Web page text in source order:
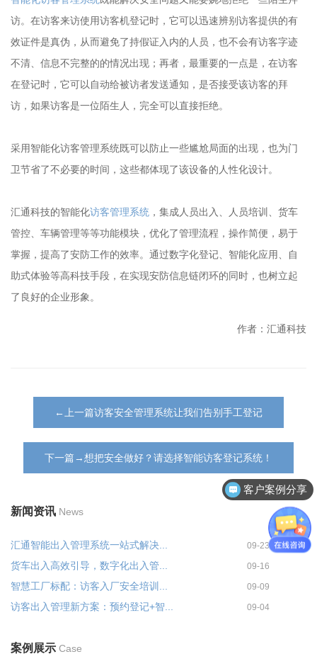
访。在访客来访使用访客机登记时，它可以迅速辨别访客提供的有
效证件是真伪，从而避免了持假证入内的人员，也不会有访客字迹
不清、信息不完整的的情况出现；再者，最重要的一点是，在访客
在登记时，它可以自动给被访者发送通知，是否接受该访客的拜
访，如果访客是一位陌生人，完全可以直接拒绝。
采用智能化访客管理系统既可以防止一些尴尬局面的出现，也为门
卫节省了不必要的时间，这些都体现了该设备的人性化设计。
汇通科技的智能化访客管理系统 ，集成人员出入、人员培训、货车
管控、车辆管理等等功能模块，优化了管理流程，操作简便，易于
掌握，提高了安防工作的效率。通过数字化登记、智能化应用、自
助式体验等高科技手段，在实现安防信息链闭环的同时，也树立起
了良好的企业形象。
作者：汇通科技
←上一篇访客安全管理系统让我们告别手工登记
下一篇→想把安全做好？请选择智能访客登记系统！
新闻资讯 News
汇通智能出入管理系统一站式解决... 09-23
货车出入高效引导，数字化出入管... 09-16
智慧工厂标配：访客入厂安全培训... 09-09
访客出入管理新方案：预约登记+智... 09-04
案例展示 Case
客户案例分享